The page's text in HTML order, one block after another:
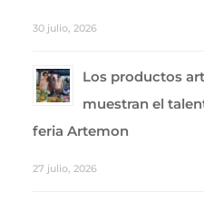
30 julio, 2026
Los productos
muestran el
feria Artemon
27 julio, 2026